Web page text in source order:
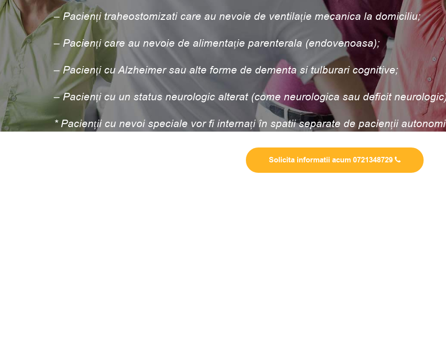
– Pacienți traheostomizati care au nevoie de ventilație mecanica la domiciliu;
– Pacienți care au nevoie de alimentație parenterala (endovenoasa);
– Pacienți cu Alzheimer sau alte forme de dementa si tulburari cognitive;
– Pacienți cu un status neurologic alterat (come neurologica sau deficit
* Pacienții cu nevoi speciale vor fi internați în spatii separate de pacienții
Solicita informatii acum 0721348729